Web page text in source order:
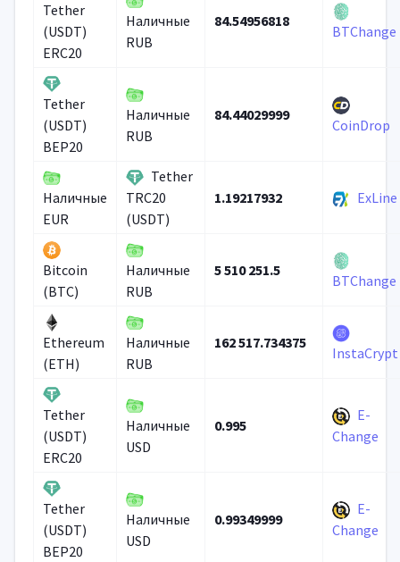
Tether
(USDT)
ERC20
Наличные
RUB
84.54956818
BTChange
Tether
(USDT)
BEP20
Наличные
RUB
84.44029999
CoinDrop
Наличные
EUR
Tether
TRC20
(USDT)
1.19217932 ExLine
Bitcoin
(BTC)
Наличные
RUB
5 510 251.5
BTChange
Ethereum
(ETH)
Наличные
RUB
162 517.734375
InstaCrypt
Tether
(USDT)
ERC20
Наличные
USD
0.995
E-
Change
Tether
(USDT)
BEP20
Наличные
USD
0.99349999
E-
Change